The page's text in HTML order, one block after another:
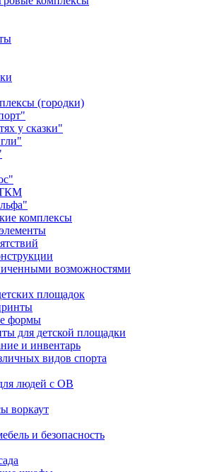
(городки)
у сказки"
ТКМ
комплексы
возможностями
площадок
формы
для детской площадки
и инвентарь
видов спорта
людей с ОВ
воркаут
и безопасность